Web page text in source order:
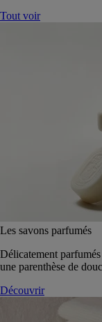
Tout voir
Les savons parfumés
Délicatement
une parenthèse de
Découvrir